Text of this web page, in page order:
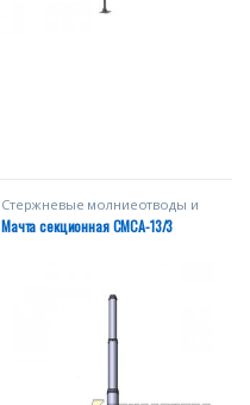
Стержневые молниеотводы и
мачты
Мачта секционная СМСА-13/3